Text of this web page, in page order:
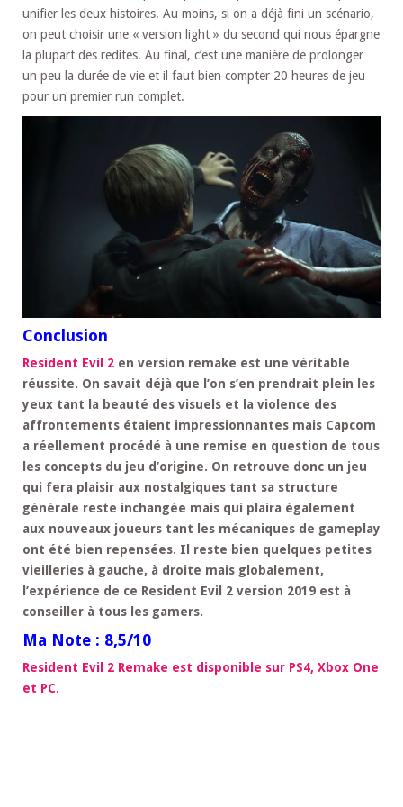
unifier les deux histoires. Au moins, si on a déjà fini un scénario,
on peut choisir une « version light » du second qui nous épargne
la plupart des redites. Au final, c’est une manière de prolonger
un peu la durée de vie et il faut bien compter 20 heures de jeu
pour un premier run complet.
Conclusion
Resident Evil 2 en version remake est une véritable
réussite. On savait déjà que l’on s’en prendrait plein les
yeux tant la beauté des visuels et la violence des
affrontements étaient impressionnantes mais Capcom
a réellement procédé à une remise en question de tous
les concepts du jeu d’origine. On retrouve donc un jeu
qui fera plaisir aux nostalgiques tant sa structure
générale reste inchangée mais qui plaira également
aux nouveaux joueurs tant les mécaniques de gameplay
ont été bien repensées. Il reste bien quelques petites
vieilleries à gauche, à droite mais globalement,
l’expérience de ce Resident Evil 2 version 2019 est à
conseiller à tous les gamers.
Ma Note : 8,5/10
Resident Evil 2 Remake est disponible sur PS4, Xbox One
et PC.